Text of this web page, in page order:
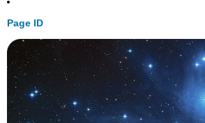
Page ID